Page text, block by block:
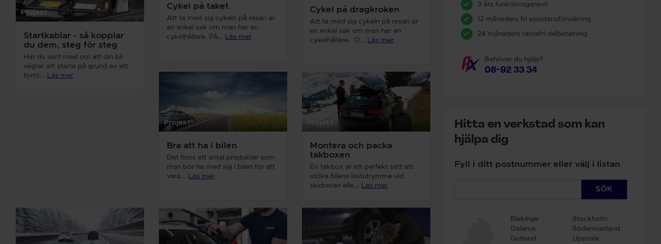
Projekt
Startkablar - så kopplar
du dem, steg för steg
Har du varit med om att din bil
vägrar att starta på grund av ett
tomt...
Läs mer
Cykel på taket
Att ta med sig cykeln på resan är
en enkel sak om man har en
cykelhållare. På... Läs mer
Cykel på dragkroken
Att ta med sig cykeln på resan är
en enkel sak om man har en
cykelhållare. O... Läs mer
Projekt
Bra att ha i bilen
Det finns ett antal produkter som
man bör ha med sig i bilen för att
vara...
Läs mer
Projekt
Montera och packa
takboxen
En takbox är ett perfekt sätt att
utöka bilens lastutrymme vid
skidresan elle...
Läs mer
3 års funktionsgaranti
12 månaders fri assistansförsäkring
24 månaders räntefri delbetalning
Behöver du hjälp?
08-92 33 34
Hitta en verkstad som kan
hjälpa dig
Fyll i ditt postnummer eller välj i listan
SÖK
Blekinge
Stockholm
Dalarna
Södermanland
Gotland
Uppsala